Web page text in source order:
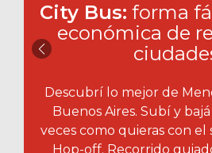
City Bus: forma
económica de
Descubrí lo mejor de
Buenos Aires. Subí y
veces como quieras con el
Hop-off. Recorrido